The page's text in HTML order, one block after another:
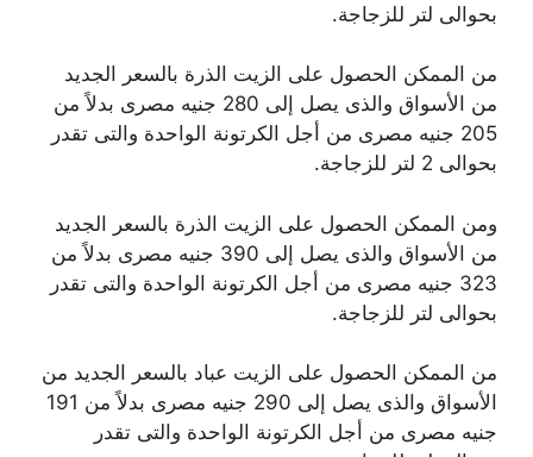
بحوالى لتر للزجاجة.
من الممكن الحصول على الزيت الذرة بالسعر الجديد
من الأسواق والذى يصل إلى 280 جنيه مصرى بدلاً من
205 جنيه مصرى من أجل الكرتونة الواحدة والتى تقدر
بحوالى 2 لتر للزجاجة.
ومن الممكن الحصول على الزيت الذرة بالسعر الجديد
من الأسواق والذى يصل إلى 390 جنيه مصرى بدلاً من
323 جنيه مصرى من أجل الكرتونة الواحدة والتى تقدر
بحوالى لتر للزجاجة.
من الممكن الحصول على الزيت عباد بالسعر الجديد من
الأسواق والذى يصل إلى 290 جنيه مصرى بدلاً من 191
جنيه مصرى من أجل الكرتونة الواحدة والتى تقدر